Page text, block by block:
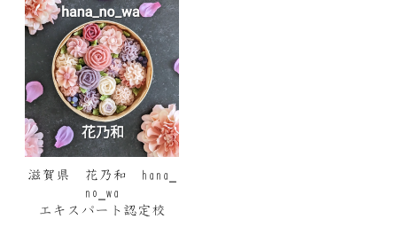
滋賀県 花乃和 hana_
no_wa
エキスパート認定校